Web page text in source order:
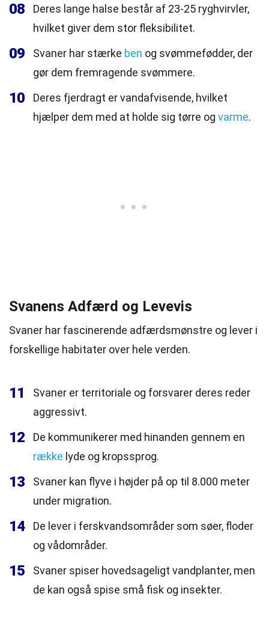
08
Deres lange halse består af 23-25 ryghvirvler,
hvilket giver dem stor fleksibilitet.
09 Svaner har stærke ben og svømmefødder, der
gør dem fremragende svømmere.
10
Deres fjerdragt er vandafvisende, hvilket
hjælper dem med at holde sig tørre og varme.
Svanens Adfærd og Levevis
Svaner har fascinerende adfærdsmønstre og lever i
forskellige habitater over hele verden.
11
Svaner er territoriale og forsvarer deres reder
aggressivt.
12
De kommunikerer med hinanden gennem en
række lyde og kropssprog.
13
Svaner kan flyve i højder på op til 8.000 meter
under migration.
14
De lever i ferskvandsområder som søer, floder
og vådområder.
15
Svaner spiser hovedsageligt vandplanter, men
de kan også spise små fisk og insekter.